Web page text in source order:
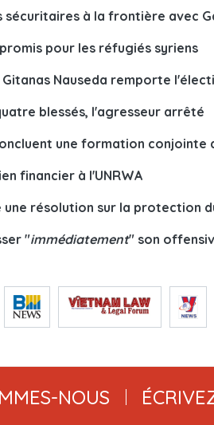
sécuritaires à la frontière avec
pour les réfugiés syriens
Nauseda remporte
blessés, l'agresseur arrêté
une formation conjointe
financier à l'UNRWA
résolution sur la protection
"immédiatement" son
NOUS